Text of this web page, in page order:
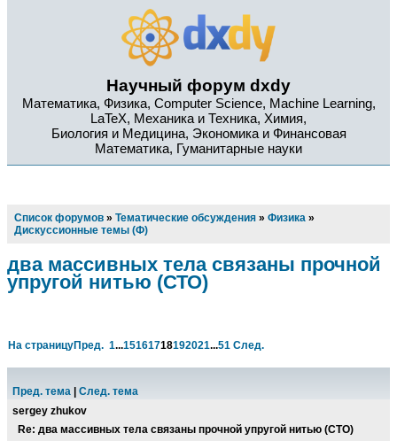
Научный форум dxdy
Математика, Физика, Computer Science, Machine Learning,
LaTeX, Механика и Техника, Химия,
Биология и Медицина, Экономика и Финансовая
Математика, Гуманитарные науки
Список форумов » Тематические обсуждения » Физика »
Дискуссионные темы (Ф)
два массивных тела связаны прочной
упругой нитью (СТО)
На страницуПред. 1...15161718192021...51 След.
Пред. тема
След. тема
sergey zhukov
Re: два массивных тела связаны прочной упругой нитью (СТО)